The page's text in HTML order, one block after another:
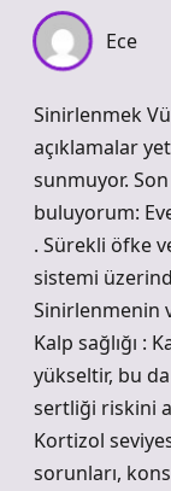
Ece
Sinirlenmek
açıklamalar
sunmuyor.
buluyorum:
. Sürekli öfke
sistemi
Sinirlenmenin
Kalp sağlığı :
yükseltir, bu
sertliği riskini
Kortizol
sorunları,